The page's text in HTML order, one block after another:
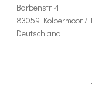
Barbenstr. 4
83059 Kolbermoor /
Deutschland